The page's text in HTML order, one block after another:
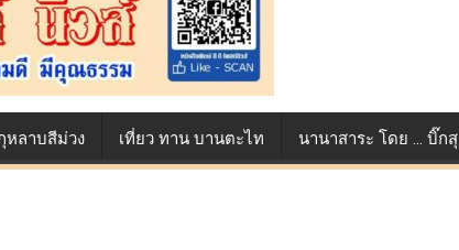
หลาบสีม่วง เที่ยว ทาน บานตะไท นานาสาระ โดย … บิ๊กสุ